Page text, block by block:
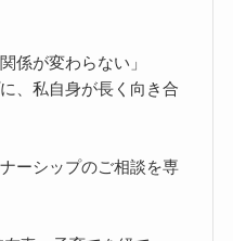
係が変わらない」
、私自身が長く向き合
ーシップのご相談を専